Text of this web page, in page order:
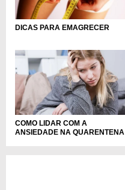
DICAS PARA EMAGRECER
COMO LIDAR COM A
ANSIEDADE NA QUARENTENA